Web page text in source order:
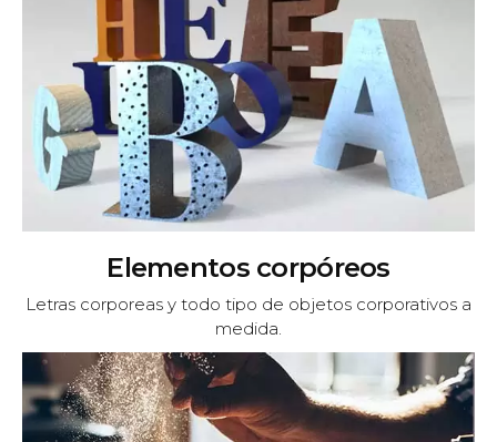
Elementos corpóreos
Letras corporeas y todo tipo de objetos corporativos a
medida.